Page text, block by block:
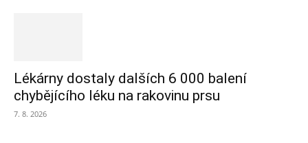
Lékárny dostaly dalších 6 000 balení
chybějícího léku na rakovinu prsu
7. 8. 2026